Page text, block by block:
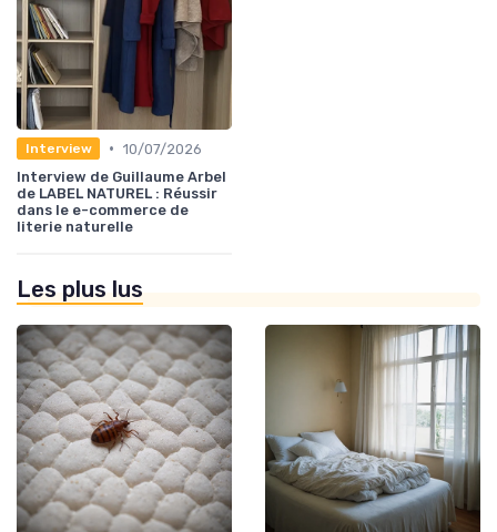
Interview • 10/07/2026
Interview de Guillaume Arbel
de LABEL NATUREL : Réussir
dans le e-commerce de
literie naturelle
Les plus lus